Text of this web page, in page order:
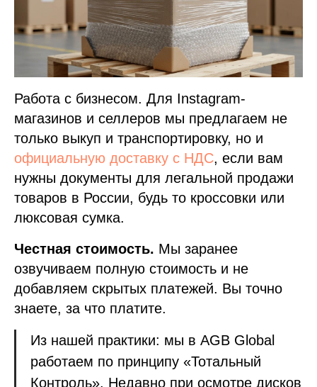
Работа с бизнесом. Для Instagram-
магазинов и селлеров мы предлагаем не
только выкуп и транспортировку, но и
официальную доставку с НДС, если вам
нужны документы для легальной продажи
товаров в России, будь то кроссовки или
люксовая сумка.
Честная стоимость. Мы заранее
озвучиваем полную стоимость и не
добавляем скрытых платежей. Вы точно
знаете, за что платите.
Из нашей практики: мы в AGB Global
работаем по принципу «Тотальный
Контроль». Недавно при осмотре дисков